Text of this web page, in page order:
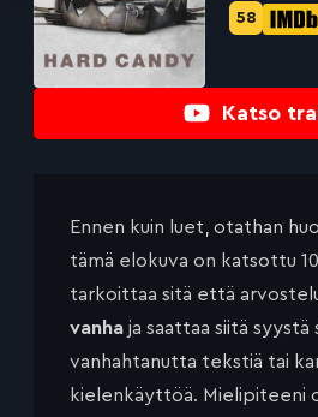
Katso
IMDb-
58
Ennen kuin luet, otathan
tämä elokuva on katsottu
tarkoittaa sitä että
vanha ja saattaa siitä syystä
vanhahtanutta tekstiä tai
kielenkäyttöä. Mielipiteeni